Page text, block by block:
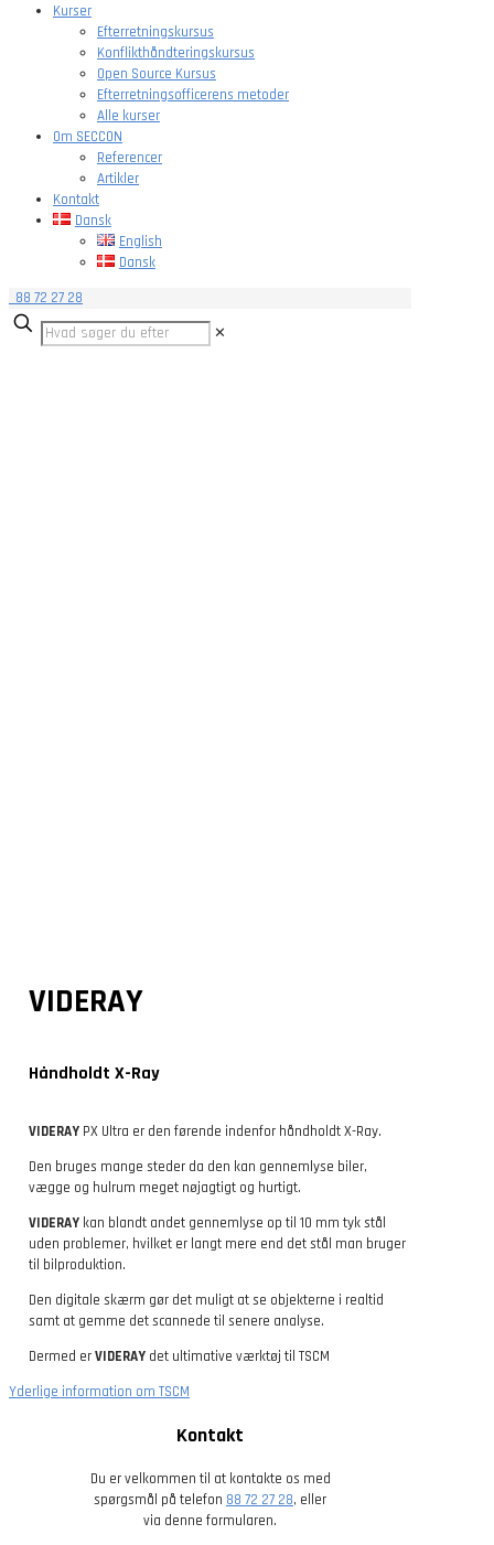
Kurser
Efterretningskursus
Konflikthåndteringskursus
Open Source Kursus
Efterretningsofficerens metoder
Alle kurser
Om SECCON
Referencer
Artikler
Kontakt
Dansk
English
Dansk
88 72 27 28
✕
VIDERAY
Håndholdt X-Ray
VIDERAY PX Ultra er den førende indenfor håndholdt X-Ray.
Den bruges mange steder da den kan gennemlyse biler,
vægge og hulrum meget nøjagtigt og hurtigt.
VIDERAY kan blandt andet gennemlyse op til 10 mm tyk stål
uden problemer, hvilket er langt mere end det stål man bruger
til bilproduktion.
Den digitale skærm gør det muligt at se objekterne i realtid
samt at gemme det scannede til senere analyse.
Dermed erVIDERAY det ultimative værktøj til TSCM
Yderlige information om TSCM
Kontakt
Du er velkommen til at kontakte os med
spørgsmål på telefon 88 72 27 28, eller
via denne formularen.